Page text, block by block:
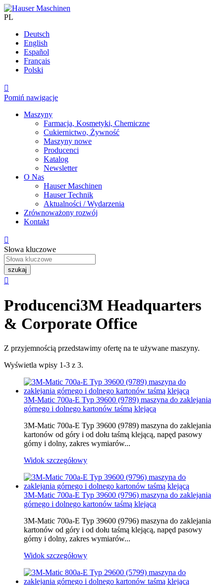
PL
Deutsch
English
Español
Français
Polski

Pomiń nawigacje
Maszyny
Farmacja, Kosmetyki, Chemiczne
Cukiernictwo, Żywność
Maszyny nowe
Producenci
Katalog
Newsletter
O Nas
Hauser Maschinen
Hauser Technik
Aktualności / Wydarzenia
Zrównoważony rozwój
Kontakt

Słowa kluczowe
szukaj

Producenci3M Headquarters
& Corporate Office
Z przyjemnością przedstawimy ofertę na te używane maszyny.
Wyświetla wpisy 1-3 z 3.
3M-Matic 700a-E Typ 39600 (9789) maszyna do zaklejania
górnego i dolnego kartonów taśmą klejącą
3M-Matic 700a-E Typ 39600 (9789) maszyna do zaklejania
kartonów od góry i od dołu taśmą klejącą, napęd pasowy
górny i dolny, zakres wymiarów...
Widok szczegółowy
3M-Matic 700a-E Typ 39600 (9796) maszyna do zaklejania
górnego i dolnego kartonów taśmą klejącą
3M-Matic 700a-E Typ 39600 (9796) maszyna do zaklejania
kartonów od góry i od dołu taśmą klejącą, napęd pasowy
górny i dolny, zakres wymiarów...
Widok szczegółowy